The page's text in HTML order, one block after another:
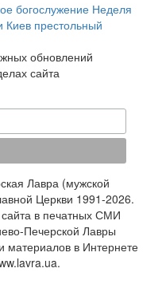
богослужение Неделя
Киев престольный
обновлений
сайта
Лавра (мужской
Церкви 1991-2026.
в печатных СМИ
Печерской Лавры
материалов в Интернете